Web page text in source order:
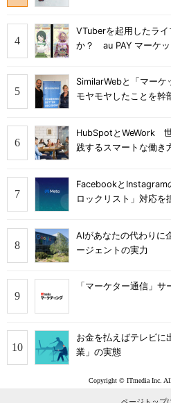
VTuberを起用したラ
か？ au PAY マーケ
SimilarWebと「マーケ
モヤモヤしたことを幹
HubSpotとWeWork
践するスマートな働き
Facebookと
ロックリスト」対応を
AIがあなたの代わり
ージェントの実力
「マーケター通信」
お金を払えばテレビ
業」の実態
Copyright © ITmedia Inc. All